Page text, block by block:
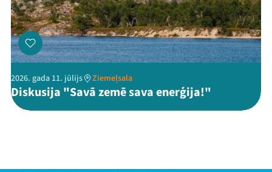
2026. gada 11. jūlijs Ziemeļsala
Diskusija "Savā zemē sava enerģija!"